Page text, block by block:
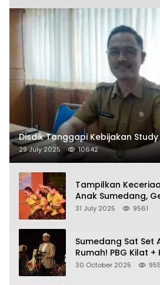
Disdik Tanggapi Kebijakan
29 July 2025 10642
Tampilkan
Anak Sumedang,
Dihadiri Bupati dan
31 July 2025 9561
Sumedang Sat Set
Rumah! PBG Kilat +
Jadi Kunci!
30 October 2025